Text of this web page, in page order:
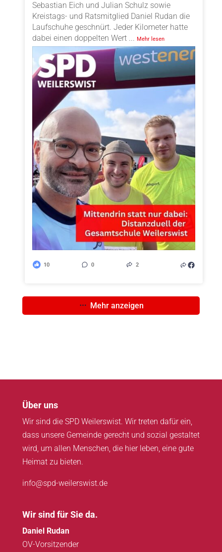
Sebastian Eich und Julian Schulz sowie
Kreistags- und Ratsmitglied Daniel Rudan die
Laufschuhe geschnürt. Jeder Kilometer hatte
dabei einen doppelten Wert ...Mehr lesen
10 0 2
Mehr anzeigen
Über uns
Wir sind die SPD Weilerswist. Wir treten dafür ein,
dass unsere Gemeinde gerecht und sozial gestaltet
wird, um allen Menschen, die hier leben, eine gute
Heimat zu bieten.
info@spd-weilerswist.de
Wir sind für Sie da.
Daniel Rudan
OV-Vorsitzender